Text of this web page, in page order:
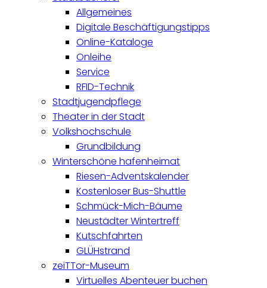
Allgemeines
Digitale Beschäftigungstipps
Online-Kataloge
Onleihe
Service
RFID-Technik
Stadtjugendpflege
Theater in der Stadt
Volkshochschule
Grundbildung
Winterschöne hafenheimat
Riesen-Adventskalender
Kostenloser Bus-Shuttle
Schmück-Mich-Bäume
Neustädter Wintertreff
Kutschfahrten
GLÜHstrand
zeiTTor-Museum
Virtuelles Abenteuer buchen